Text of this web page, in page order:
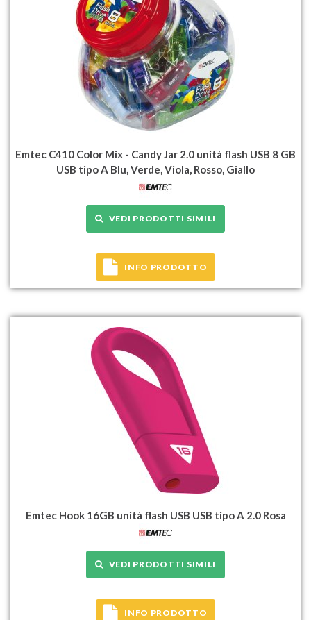
Emtec C410 Color Mix - Candy Jar 2.0 unità flash USB 8 GB
USB tipo A Blu, Verde, Viola, Rosso, Giallo
VEDI PRODOTTI SIMILI
INFO PRODOTTO
Emtec Hook 16GB unità flash USB USB tipo A 2.0 Rosa
VEDI PRODOTTI SIMILI
INFO PRODOTTO